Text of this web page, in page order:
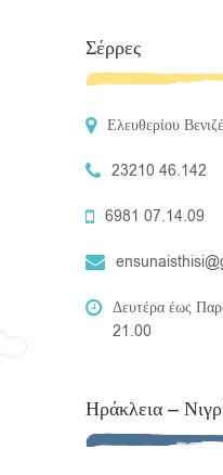
Σέρρες
Ελευθερίου
23210 46.142
6981 07.14.09
Δευτέρα έως
21.00
Ηράκλεια –